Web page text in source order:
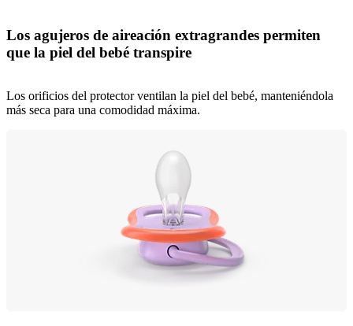
Los agujeros de aireación extragrandes permiten
que la piel del bebé transpire
Los orificios del protector ventilan la piel del bebé, manteniéndola
más seca para una comodidad máxima.